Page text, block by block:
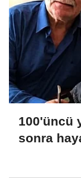
100'üncü
sonra